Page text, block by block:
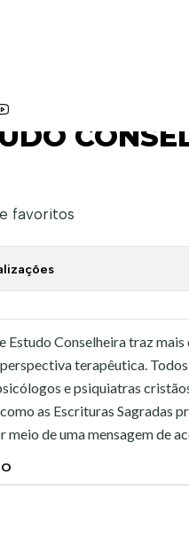
| PRETA
favoritos
Estudo Conselheira traz
terapêutica.
e psiquiatras
as Escrituras Sagradas
meio de uma mensagem de